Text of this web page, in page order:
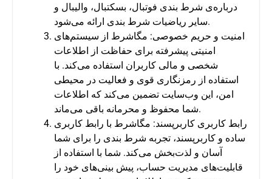
درباره‌ی شرط بندی فوتبال، بسکتبال، والیبال و
سایر ریاضیات شرط بندی ارائه می‌شود.
امنیت و حریم خصوصی: مگاشرط از سیستم‌های
امنیتی پیشرفته برای حفاظت از اطلاعات
شخصی و مالی کاربران استفاده می‌کند. با
استفاده از رمزنگاری قوی و فعالیت در محیطی
امن، این وب‌سایت تضمین می‌کند که اطلاعات
شما محفوظ و محرمانه باقی می‌ماند.
رابط کاربری کاربرپسند: مگاشرط با رابط کاربری
ساده و کاربرپسند، تجربه شرط بندی را برای شما
آسان و لذت‌بخش می‌کند. شما با استفاده از
قابلیت‌های مدیریت حساب، پیش بینی‌های خود را